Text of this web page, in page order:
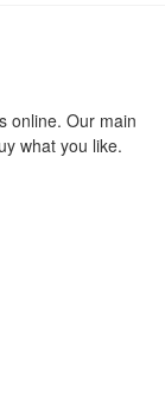
online. Our main
what you like.